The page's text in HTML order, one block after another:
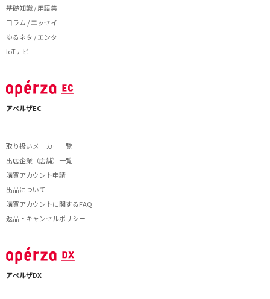
基礎知識 / 用語集
コラム / エッセイ
ゆるネタ / エンタ
IoTナビ
アペルザEC
取り扱いメーカー一覧
出店企業（店舗）一覧
購買アカウント申請
出品について
購買アカウントに関するFAQ
返品・キャンセルポリシー
アペルザDX